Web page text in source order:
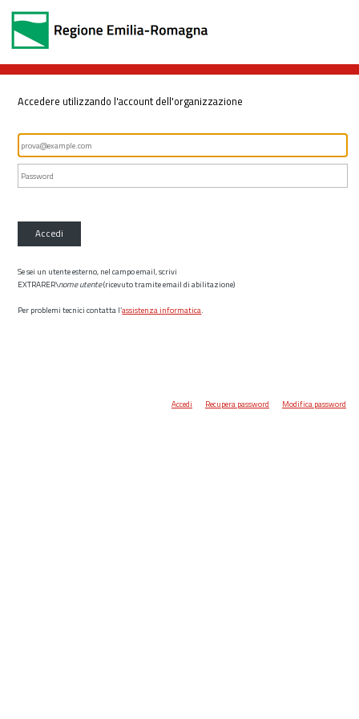
Accedere utilizzando l'account dell'organizzazione
Accedi
Se sei un utente esterno, nel campo email, scrivi
EXTRARER\nome utente(ricevuto tramite email di abilitazione)
Per problemi tecnici contatta l’assistenza informatica.
Accedi Recupera password Modifica password